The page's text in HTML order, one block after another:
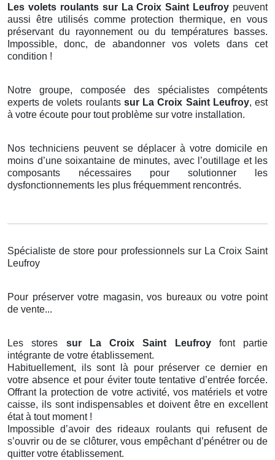
Les volets roulants sur La Croix Saint Leufroy peuvent
aussi être utilisés comme protection thermique, en vous
préservant du rayonnement ou du températures basses.
Impossible, donc, de abandonner vos volets dans cet
condition !
Notre groupe, composée des spécialistes compétents
experts de volets roulants sur La Croix Saint Leufroy, est
à votre écoute pour tout problème sur votre installation.
Nos techniciens peuvent se déplacer à votre domicile en
moins d’une soixantaine de minutes, avec l’outillage et les
composants nécessaires pour solutionner les
dysfonctionnements les plus fréquemment rencontrés.
Spécialiste de store pour professionnels sur La Croix Saint
Leufroy
Pour préserver votre magasin, vos bureaux ou votre point
de vente...
Les stores sur La Croix Saint Leufroy font partie
intégrante de votre établissement.
Habituellement, ils sont là pour préserver ce dernier en
votre absence et pour éviter toute tentative d’entrée forcée.
Offrant la protection de votre activité, vos matériels et votre
caisse, ils sont indispensables et doivent être en excellent
état à tout moment !
Impossible d’avoir des rideaux roulants qui refusent de
s’ouvrir ou de se clôturer, vous empêchant d’pénétrer ou de
quitter votre établissement.